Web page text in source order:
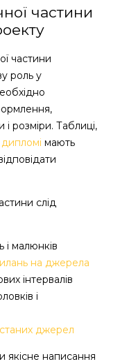
частини
частини
роль у
розміри. Таблиці,
мають
слід
і малюнків
на джерела
інтервалів
і
джерел
якісне написання